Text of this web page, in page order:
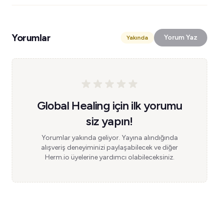
Yorumlar Yakında Yorum Yaz
Global Healing için ilk yorumu
siz yapın!
Yorumlar yakında geliyor. Yayına alındığında
alışveriş deneyiminizi paylaşabilecek ve diğer
Herm.io üyelerine yardımcı olabileceksiniz.